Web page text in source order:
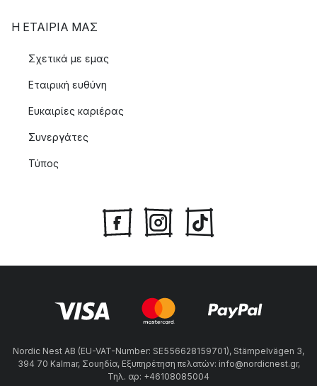
Η ΕΤΑΊΡΙΑ ΜΑΣ
Σχετικά με εμας
Εταιρική ευθύνη
Ευκαιρίες καριέρας
Συνεργάτες
Τύπος
Nordic Nest AB (EU-VAT-Number: SE556628159701), Stämpelvägen 3,
394 70 Kalmar, Σουηδία, Εξυπηρέτηση πελατών: info@nordicnest.gr,
Τηλ. αρ: +46108085004